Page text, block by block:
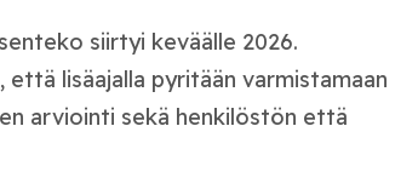
siirtyi keväälle 2026.
lisäajalla pyritään varmistamaan
arviointi sekä henkilöstön että